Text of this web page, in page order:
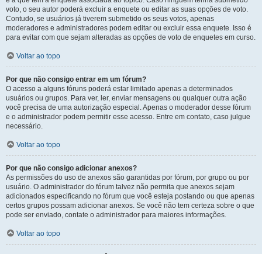
voto, o seu autor poderá excluir a enquete ou editar as suas opções de voto.
Contudo, se usuários já tiverem submetido os seus votos, apenas
moderadores e administradores podem editar ou excluir essa enquete. Isso é
para evitar com que sejam alteradas as opções de voto de enquetes em curso.
Voltar ao topo
Por que não consigo entrar em um fórum?
O acesso a alguns fóruns poderá estar limitado apenas a determinados
usuários ou grupos. Para ver, ler, enviar mensagens ou qualquer outra ação
você precisa de uma autorização especial. Apenas o moderador desse fórum
e o administrador podem permitir esse acesso. Entre em contato, caso julgue
necessário.
Voltar ao topo
Por que não consigo adicionar anexos?
As permissões do uso de anexos são garantidas por fórum, por grupo ou por
usuário. O administrador do fórum talvez não permita que anexos sejam
adicionados especificando no fórum que você esteja postando ou que apenas
certos grupos possam adicionar anexos. Se você não tem certeza sobre o que
pode ser enviado, contate o administrador para maiores informações.
Voltar ao topo